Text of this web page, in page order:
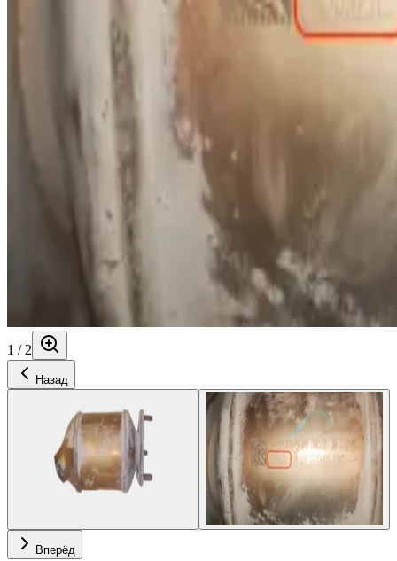
1 / 2
Назад
Вперёд